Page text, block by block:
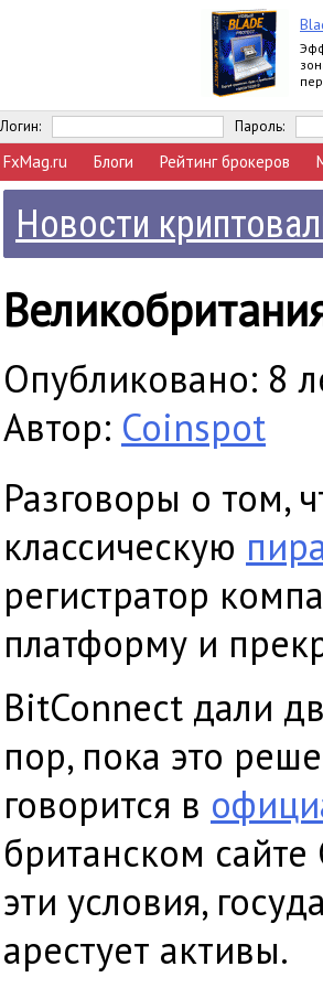
Логин: Пароль:
FxMag.ru Блоги Рейтинг брокеров
Новости
Опубликовано: 8
Автор: Coinspot
Разговоры о том,
классическую
регистратор
платформу и
BitConnect дали
пор, пока это
говорится в
британском
эти условия,
арестует активы.